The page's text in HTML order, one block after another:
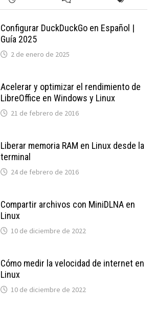
Configurar DuckDuckGo en Español |
Guía 2025
2 de enero de 2025
Acelerar y optimizar el rendimiento de
LibreOffice en Windows y Linux
21 de febrero de 2016
Liberar memoria RAM en Linux desde la
terminal
24 de febrero de 2016
Compartir archivos con MiniDLNA en
Linux
10 de diciembre de 2022
Cómo medir la velocidad de internet en
Linux
10 de diciembre de 2022